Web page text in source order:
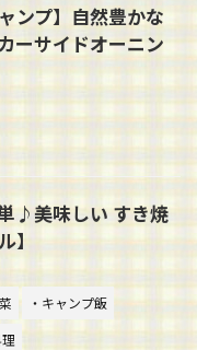
ンプ】自然豊かな
ーサイドオーニン
♪美味しい すき焼
】
・キャンプ飯